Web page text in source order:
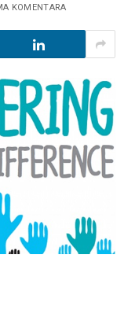
KOMENTARA